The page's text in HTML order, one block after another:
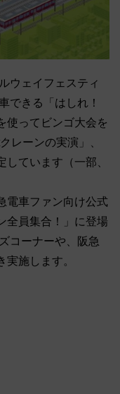
ウェイフェスティ
できる「はしれ！
使ってビンゴ大会を
レーンの実演」、
しています（一部、
電車ファン向け公式
全員集合！」に登場
コーナーや、阪急
施します。